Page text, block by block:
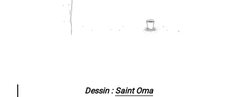
Dessin :Saint Oma